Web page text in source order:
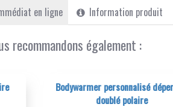
en ligne Information produit
recommandons également :
personnalisé déperlant